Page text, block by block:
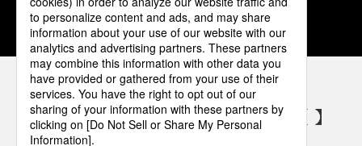
1 2 3 4 5
パナソニックの電気設備 SNSアカウント